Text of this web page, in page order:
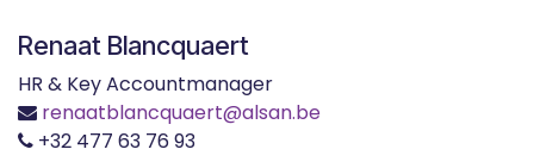
Renaat Blancquaert
HR & Key Accountmanager
renaatblancquaert@alsan.be
+32 477 63 76 93